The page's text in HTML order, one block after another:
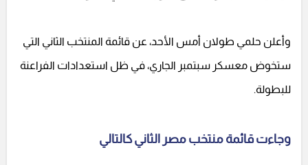
وأعلن حلمي طولان أمس الأحد، عن قائمة المنتخب الثاني التي
ستخوض معسكر سبتمبر الجاري، في ظل استعدادات الفراعنة
للبطولة.
وجاءت قائمة منتخب مصر الثاني كالتالي